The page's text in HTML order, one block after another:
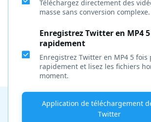
Téléchargez directement des
masse sans conversion complexe.
Enregistrez Twitter en MP4
rapidement
Enregistrez Twitter en MP4 5 fois
rapidement et lisez les fichiers
moment.
Application de téléchargement
Twitter